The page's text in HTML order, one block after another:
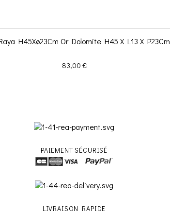
H45Xø23Cm Or Dolomite H45 X L13 X P23Cm
Prix
83,00 €
PAIEMENT SÉCURISÉ
LIVRAISON RAPIDE